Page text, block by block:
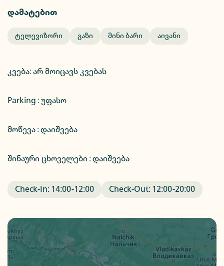
დამატებით
Ტელევიზორი Გაზი Მინი Ბარი Აივანი
კვება:არ მოიცავს კვებას
Parking :უფასო
მოწევა : დაიშვება
შინაური ცხოველები : დაიშვება
Check-In: 14:00-12:00 Check-Out: 12:00-20:00